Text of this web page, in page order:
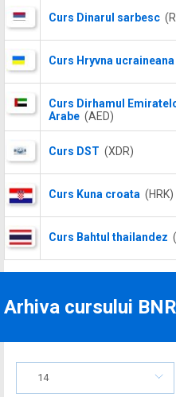
Curs Dinarul sarbesc
Curs Hryvna ucraineana
Curs Dirhamul
Arabe (AED)
Curs DST (XDR)
Curs Kuna croata (HRK)
Curs Bahtul thailandez
Arhiva cursului BNR
14